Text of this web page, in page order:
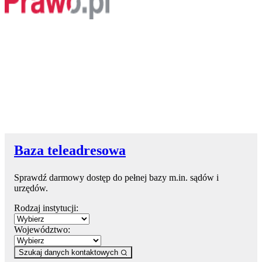
Baza teleadresowa
Sprawdź darmowy dostęp do pełnej bazy m.in. sądów i
urzędów.
Rodzaj instytucji:
Województwo:
Szukaj danych kontaktowych